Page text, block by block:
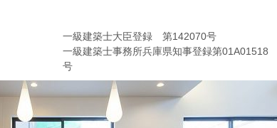
一級建築士大臣登録 第142070号
一級建築士事務所兵庫県知事登録第01A01518
号